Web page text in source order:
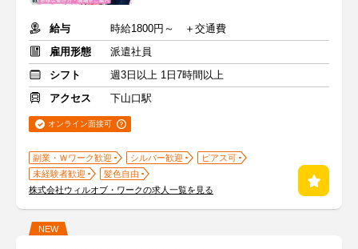
給与
時給1800円～ ＋交通費
雇用形態
派遣社員
シフト
週3日以上 1日7時間以上
アクセス
下山口駅
オンライン面接可
副業・Ｗワーク歓迎 シルバー歓迎
ピアス可
未経験者歓迎
髪色自由
株式会社ウィルオブ・ワークの求人一覧を見る
NEW